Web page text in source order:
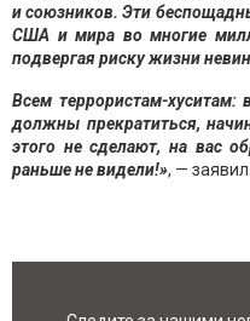
и союзников. Эти
США и мира во многие
подвергая риску жизни
Всем террористам-
должны прекратиться,
этого не сделают, на вас
раньшене видели!», —